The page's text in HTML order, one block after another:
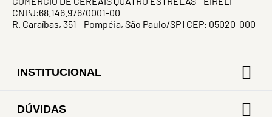
CNPJ:68.146.976/0001-00
R. Caraíbas, 351 - Pompéia, São Paulo/SP | CEP: 05020-000
INSTITUCIONAL
DÚVIDAS